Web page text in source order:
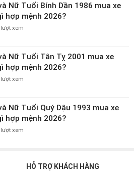
Nữ Tuổi Bính Dần 1986 mua xe
hợp mệnh 2026?
lượt xem
Nữ Tuổi Tân Tỵ 2001 mua xe
hợp mệnh 2026?
lượt xem
Nữ Tuổi Quý Dậu 1993 mua xe
hợp mệnh 2026?
lượt xem
HỖ TRỢ KHÁCH HÀNG